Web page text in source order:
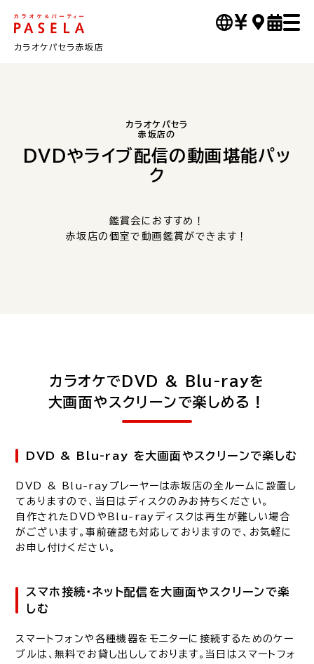
カラオケパセラ赤坂店
カラオケパセラ
赤坂店の
DVDやライブ配信の動画堪能パッ
ク
鑑賞会におすすめ！
赤坂店の個室で動画鑑賞ができます！
カラオケでDVD & Blu-rayを
大画面やスクリーンで楽しめる！
DVD & Blu-ray を大画面やスクリーンで楽しむ
DVD & Blu-rayプレーヤーは赤坂店の全ルームに設置し
てありますので、当日はディスクのみお持ちください。
自作されたDVDやBlu-rayディスクは再生が難しい場合
がございます。事前確認も対応しておりますので、お気軽に
お申し付けください。
スマホ接続・ネット配信を大画面やスクリーンで楽
しむ
スマートフォンや各種機器をモニターに接続するためのケー
ブルは、無料でお貸し出ししております。当日はスマートフォ